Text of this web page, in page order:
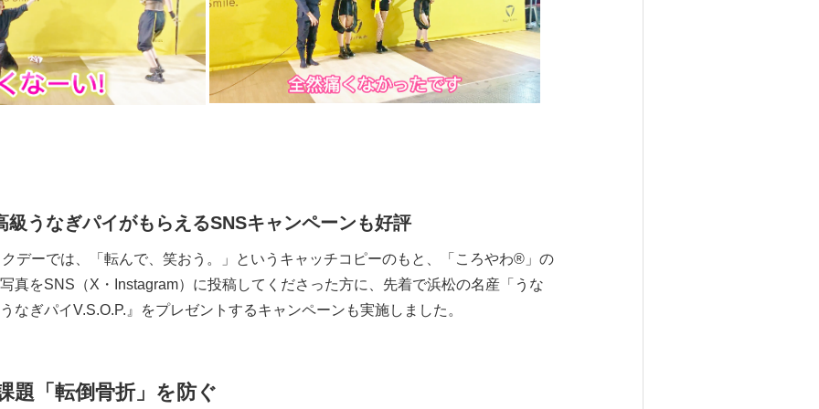
級うなぎパイがもらえるSNSキャンペーンも好評
デーでは、「転んで、笑おう。」というキャッチコピーのもと、「ころやわ®」の
真をSNS（X・Instagram）に投稿してくださった方に、先着で浜松の名産「うな
なぎパイV.S.O.P.』をプレゼントするキャンペーンも実施しました。
題「転倒骨折」を防ぐ